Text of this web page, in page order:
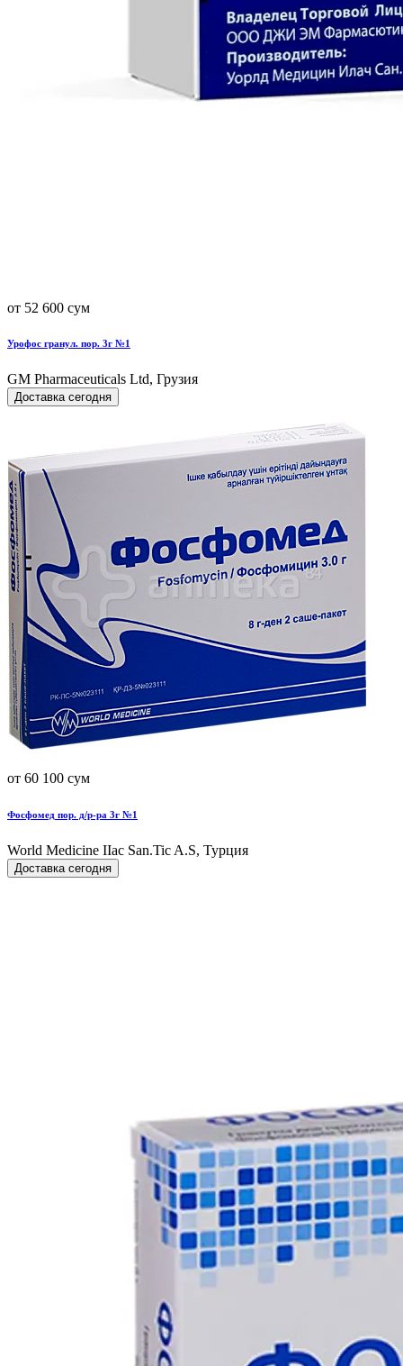
от 52 600 сум
Урофос гранул. пор. 3г №1
GM Pharmaceuticals Ltd, Грузия
Доставка сегодня
от 60 100 сум
Фосфомед пор. д/р-ра 3г №1
World Мedicine IIac San.Tic A.S, Турция
Доставка сегодня